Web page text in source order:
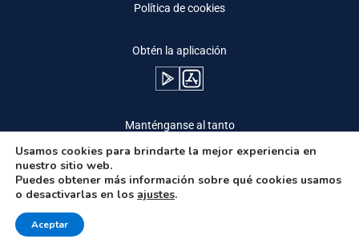
Política de cookies
Obtén la aplicación
Manténganse al tanto
Usamos cookies para brindarte la mejor experiencia en
nuestro sitio web.
Puedes obtener más información sobre qué cookies usamos
o desactivarlas en los ajustes.
Aceptar